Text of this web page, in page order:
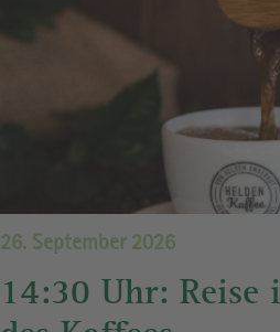
26. September 2026
14:30 Uhr: Reise